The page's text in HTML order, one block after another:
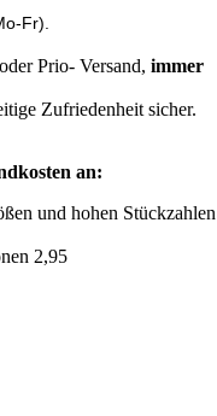
Fr).
Prio- Versand, immer
Zufriedenheit sicher.
an:
und hohen Stückzahlen
2,95